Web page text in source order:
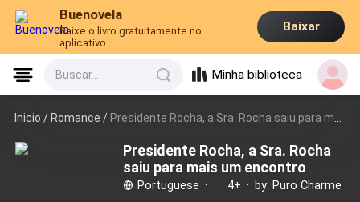
Buenovela
Baixe o livro gratuitamente no
aplicativo
Baixar
Buscar... Minha biblioteca
Inicio /Romance / Presidente Rocha, a Sra. Rocha saiu para mais um encontro
Presidente Rocha, a Sra. Rocha
saiu para mais um encontro
Portuguese · 4+ · by: Puro Charme